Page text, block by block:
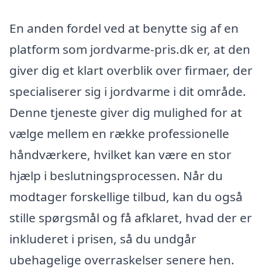
En anden fordel ved at benytte sig af en
platform som jordvarme-pris.dk er, at den
giver dig et klart overblik over firmaer, der
specialiserer sig i jordvarme i dit område.
Denne tjeneste giver dig mulighed for at
vælge mellem en række professionelle
håndværkere, hvilket kan være en stor
hjælp i beslutningsprocessen. Når du
modtager forskellige tilbud, kan du også
stille spørgsmål og få afklaret, hvad der er
inkluderet i prisen, så du undgår
ubehagelige overraskelser senere hen.